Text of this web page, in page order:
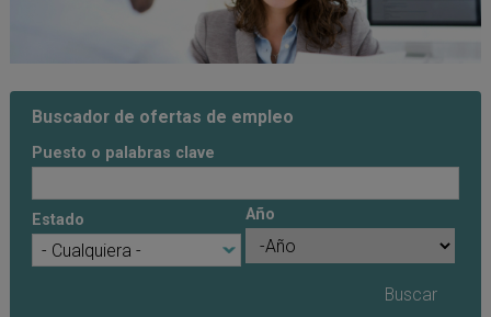
Buscador de ofertas de empleo
Puesto o palabras clave
Estado
Año
Año
Año